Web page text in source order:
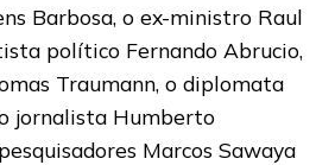
Barbosa, o ex-ministro Raul
político Fernando Abrucio,
Traumann, o diplomata
jornalista Humberto
Marcos Sawaya